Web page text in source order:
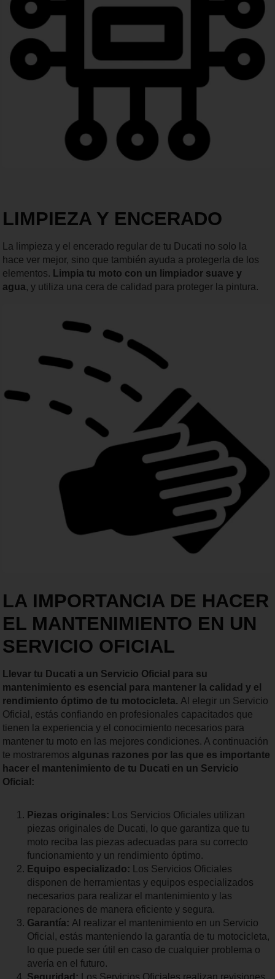
LIMPIEZA Y ENCERADO
La limpieza y el encerado regular de tu Ducati no solo la
hace ver mejor, sino que también ayuda a protegerla de los
elementos. Limpia tu moto con un limpiador suave y
agua, y utiliza una cera de calidad para proteger la pintura.
LA IMPORTANCIA DE HACER
EL MANTENIMIENTO EN UN
SERVICIO OFICIAL
Llevar tu Ducati a un Servicio Oficial para su
mantenimiento es esencial para mantener la calidad y el
rendimiento óptimo de tu motocicleta. Al elegir un Servicio
Oficial, estás confiando en profesionales capacitados que
tienen la experiencia y el conocimiento necesarios para
mantener tu moto en las mejores condiciones. A continuación
te mostraremos algunas razones por las que es importante
hacer el mantenimiento de tu Ducati en un Servicio
Oficial:
Piezas originales: Los Servicios Oficiales utilizan
piezas originales de Ducati, lo que garantiza que tu
moto reciba las piezas adecuadas para su correcto
funcionamiento y un rendimiento óptimo.
Equipo especializado: Los Servicios Oficiales
disponen de herramientas y equipos especializados
necesarios para realizar el mantenimiento y las
reparaciones de manera eficiente y segura.
Garantía: Al realizar el mantenimiento en un Servicio
Oficial, estás manteniendo la garantía de tu motocicleta,
lo que puede ser útil en caso de cualquier problema o
avería en el futuro.
Seguridad: Los Servicios Oficiales realizan revisiones